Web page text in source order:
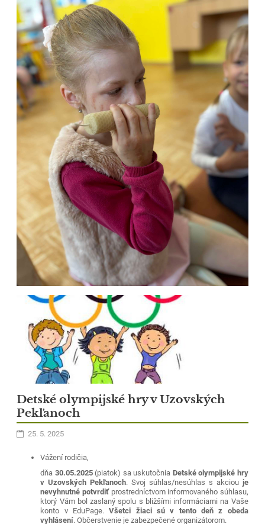
Detské olympijské hry v Uzovských
Pekľanoch
25. 5. 2025
Vážení rodičia,
dňa 30.05.2025 (piatok) sa uskutočnia Detské olympijské hry
v Uzovských Pekľanoch. Svoj súhlas/nesúhlas s akciou je
nevyhnutné potvrdiť prostredníctvom informovaného súhlasu,
ktorý Vám bol zaslaný spolu s bližšími informáciami na Vaše
konto v EduPage.
Všetci žiaci sú v tento deň z obeda
vyhlásení. Občerstvenie je zabezpečené organizátorom.